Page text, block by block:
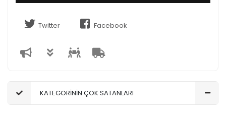
Twitter Facebook
KATEGORİNİN ÇOK SATANLARI